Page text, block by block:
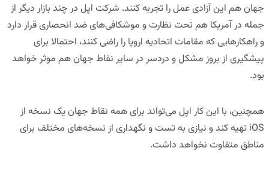
جهان هم این آزادی عمل را تجربه کنند. شرکت اپل در چند بازار دیگر از
جمله در آمریکا هم تحت نظارت و موشکافی‌های ضد انحصاری قرار دارد
و راهکارهایی که مقامات اتحادیه اروپا را راضی کنند، احتمالا برای
پیشگیری از بروز مشکل و دردسر در سایر نقاط جهان هم موثر خواهد
بود.
همچنین، با این کار اپل می‌تواند برای همه نقاط جهان یک نسخه از
iOS تهیه کند و نیازی به تست و نگهداری از نسخه‌های مختلف برای
مناطق متفاوت نخواهد داشت.